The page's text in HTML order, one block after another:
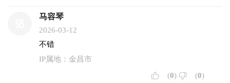
马容琴
2026-03-12
不错
IP属地：金昌市
(0) (0)